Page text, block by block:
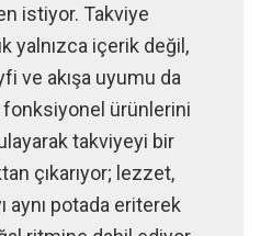
istiyor. Takviye
yalnızca içerik değil,
ve akışa uyumu da
fonksiyonel ürünlerini
takviyeyi bir
çıkarıyor; lezzet,
aynı potada eriterek